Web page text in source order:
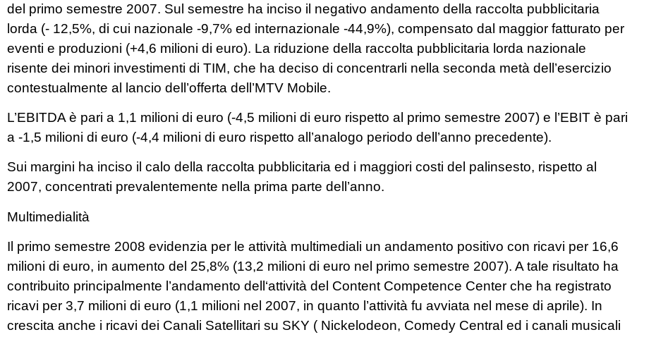
del primo semestre 2007. Sul semestre ha inciso il negativo andamento della raccolta pubblicitaria
lorda (- 12,5%, di cui nazionale -9,7% ed internazionale -44,9%), compensato dal maggior fatturato per
eventi e produzioni (+4,6 milioni di euro). La riduzione della raccolta pubblicitaria lorda nazionale
risente dei minori investimenti di TIM, che ha deciso di concentrarli nella seconda metà dell’esercizio
contestualmente al lancio dell’offerta dell’MTV Mobile.
L’EBITDA è pari a 1,1 milioni di euro (-4,5 milioni di euro rispetto al primo semestre 2007) e l’EBIT è pari
a -1,5 milioni di euro (-4,4 milioni di euro rispetto all’analogo periodo dell’anno precedente).
Sui margini ha inciso il calo della raccolta pubblicitaria ed i maggiori costi del palinsesto, rispetto al
2007, concentrati prevalentemente nella prima parte dell’anno.
Multimedialità
Il primo semestre 2008 evidenzia per le attività multimediali un andamento positivo con ricavi per 16,6
milioni di euro, in aumento del 25,8% (13,2 milioni di euro nel primo semestre 2007). A tale risultato ha
contribuito principalmente l’andamento dell‘attività del Content Competence Center che ha registrato
ricavi per 3,7 milioni di euro (1,1 milioni nel 2007, in quanto l’attività fu avviata nel mese di aprile). In
crescita anche i ricavi dei Canali Satellitari su SKY ( Nickelodeon, Comedy Central ed i canali musicali